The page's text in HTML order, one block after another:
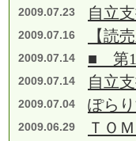
2009.07.23 自立
2009.07.16 【読
2009.07.14 ■ 第
2009.07.14 自立
2009.07.04 ぽら
2009.06.29 ＴＯ